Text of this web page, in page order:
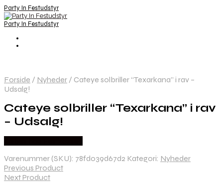
Party In Festudstyr
Party In Festudstyr
Forside / Nyheder / Cateye solbriller “Texarkana” i rav –
Udsalg!
Cateye solbriller “Texarkana” i rav
– Udsalg!
Varenummer (SKU): 78fd039d67d2 Kategori: Nyheder
Previous Product
Next Product